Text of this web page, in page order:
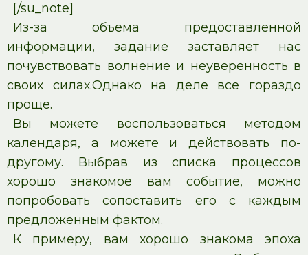
[/su_note]
Из-за объема предоставленной
информации, задание заставляет нас
почувствовать волнение и неуверенность в
своих силах.Однако на деле все гораздо
проще.
Вы можете воспользоваться методом
календаря, а можете и действовать по-
другому. Выбрав из списка процессов
хорошо знакомое вам событие, можно
попробовать сопоставить его с каждым
предложенным фактом.
К примеру, вам хорошо знакома эпоха